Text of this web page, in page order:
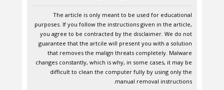
The article is only meant to be used for educational
purposes. If you follow the instructions given in the article,
you agree to be contracted by the disclaimer. We do not
guarantee that the artcile will present you with a solution
that removes the malign threats completely. Malware
changes constantly, which is why, in some cases, it may be
difficult to clean the computer fully by using only the
manual removal instructions.